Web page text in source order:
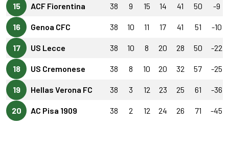
15 ACF Fiorentina 38 9 15 14 41 50 -9
16 Genoa CFC 38 10 11 17 41 51 -10
17 US Lecce 38 10 8 20 28 50 -22
18 US Cremonese 38 8 10 20 32 57 -25
19 Hellas Verona FC 38 3 12 23 25 61 -36
20 AC Pisa 1909 38 2 12 24 26 71 -45